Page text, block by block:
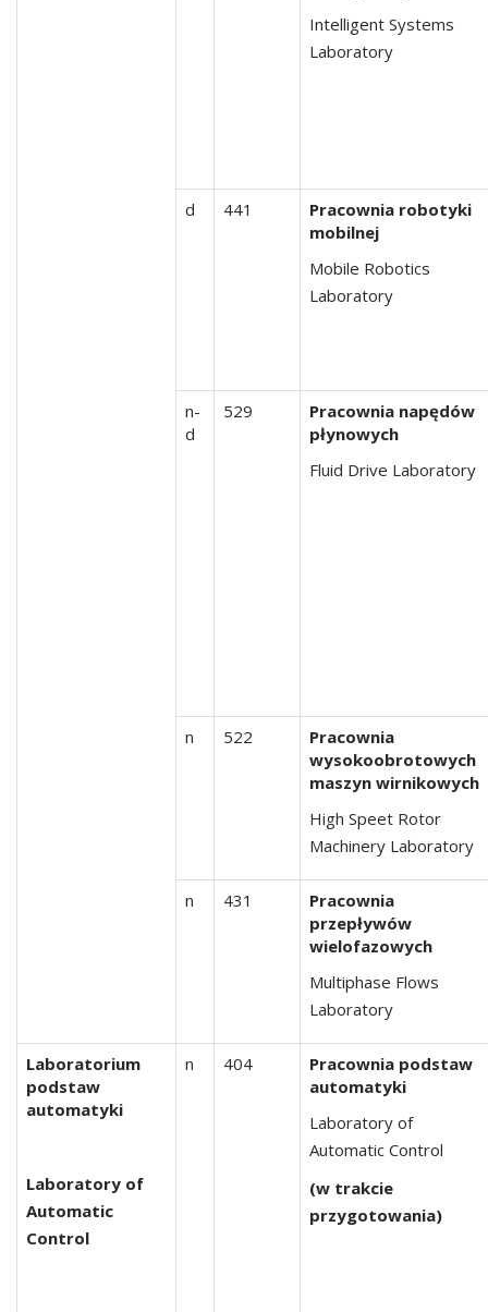
Intelligent Systems
Laboratory
d 441
Pracownia robotyki
mobilnej
Mobile Robotics
Laboratory
n-
d
529
Pracownia napędów
płynowych
Fluid Drive Laboratory
n 522
Pracownia
wysokoobrotowych
maszyn wirnikowych
High Speet Rotor
Machinery Laboratory
n 431
Pracownia
przepływów
wielofazowych
Multiphase Flows
Laboratory
Laboratorium
podstaw
automatyki
Laboratory of
Automatic
Control
n 404
Pracownia podstaw
automatyki
Laboratory of
Automatic Control
(w trakcie
przygotowania)